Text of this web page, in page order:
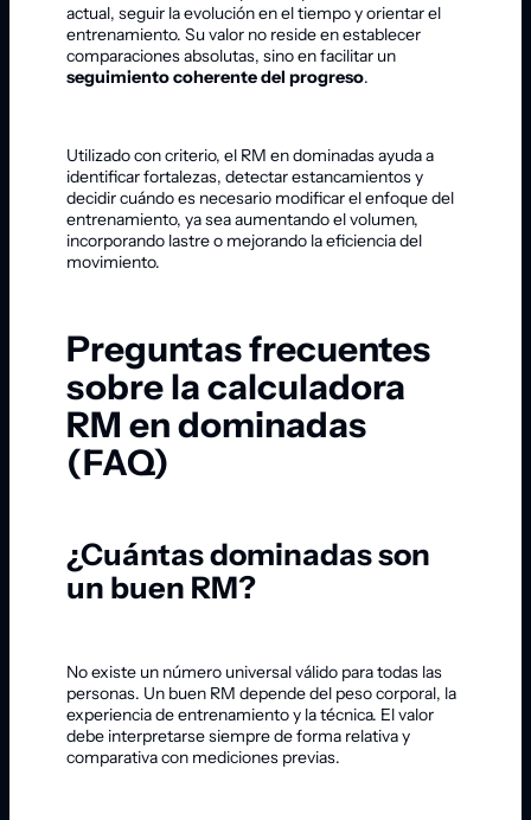
actual, seguir la evolución en el tiempo y orientar el
entrenamiento. Su valor no reside en establecer
comparaciones absolutas, sino en facilitar un
seguimiento coherente del progreso.
Utilizado con criterio, el RM en dominadas ayuda a
identificar fortalezas, detectar estancamientos y
decidir cuándo es necesario modificar el enfoque del
entrenamiento, ya sea aumentando el volumen,
incorporando lastre o mejorando la eficiencia del
movimiento.
Preguntas frecuentes
sobre la calculadora
RM en dominadas
(FAQ)
¿Cuántas dominadas son
un buen RM?
No existe un número universal válido para todas las
personas. Un buen RM depende del peso corporal, la
experiencia de entrenamiento y la técnica. El valor
debe interpretarse siempre de forma relativa y
comparativa con mediciones previas.